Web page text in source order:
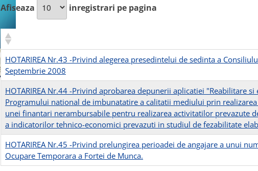
Afiseaza inregistrari pe pagina
HOTARIREA Nr.43 -Privind alegerea presedintelui de sedinta a
Septembrie 2008
HOTARIREA Nr.44 -Privind aprobarea depunerii aplicatiei "Reabilitare
Programului national de imbunatatire a calitatii mediului prin
unei finantari nerambursabile pentru realizarea activitatilor prevazute
a indicatorilor tehnico-economici prevazuti in studiul de fezabilitate
HOTARIREA Nr.45 -Privind prelungirea perioadei de angajare a unui
Ocupare Temporara a Fortei de Munca.